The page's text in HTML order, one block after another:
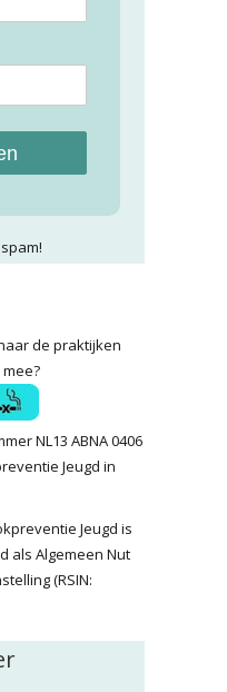
de praktijken
NL13 ABNA 0406
Jeugd in
Jeugd is
als Algemeen Nut
(RSIN: